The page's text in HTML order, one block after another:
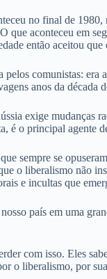
no final de
que aconteceu em
então aceitou
comunistas:
anos da década
exige mudanças
é o principal agente
sempre se
o liberalismo não
e incultas que
país em uma
com isso. Eles
o liberalismo, por